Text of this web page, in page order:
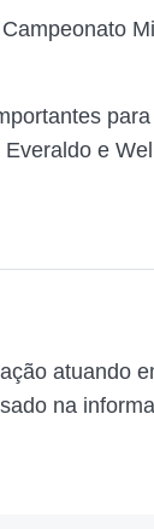
e
atuando
na